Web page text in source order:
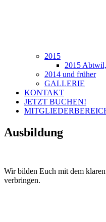
2015
2015
2014 und früher
GALLERIE
KONTAKT
JETZT BUCHEN!
Ausbildung
Wir bilden Euch mit dem
verbringen.